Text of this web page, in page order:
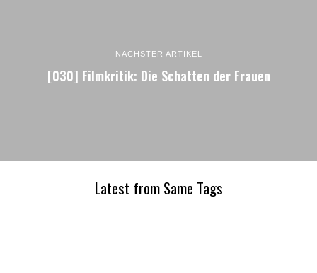
NÄCHSTER ARTIKEL
[030] Filmkritik: Die Schatten der Frauen
Latest from Same Tags